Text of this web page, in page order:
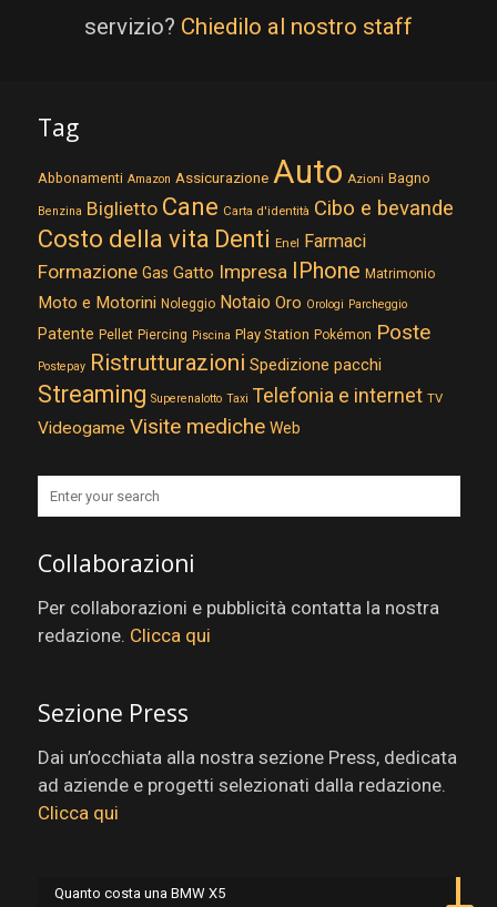
servizio? Chiedilo al nostro staff
Tag
Abbonamenti Amazon Assicurazione Auto Azioni Bagno
Benzina Biglietto Cane Carta d'identità Cibo e bevande
Costo della vita Denti Enel Farmaci
Formazione Gas Gatto Impresa IPhone Matrimonio
Moto e Motorini Noleggio Notaio Oro Orologi Parcheggio
Patente Pellet Piercing Piscina Play Station Pokémon Poste
Postepay Ristrutturazioni Spedizione pacchi
Streaming Superenalotto Taxi Telefonia e internet TV
Videogame Visite mediche Web
Collaborazioni
Per collaborazioni e pubblicità contatta la nostra
redazione. Clicca qui
Sezione Press
Dai un’occhiata alla nostra sezione Press, dedicata
ad aziende e progetti selezionati dalla redazione.
Clicca qui
Quanto costa una BMW X5